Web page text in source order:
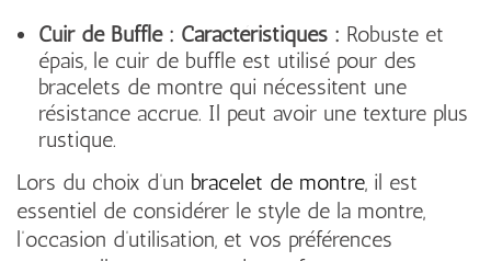
Cuir de Buffle : Caractéristiques : Robuste et
épais, le cuir de buffle est utilisé pour des
bracelets de montre qui nécessitent une
résistance accrue. Il peut avoir une texture plus
rustique.
Lors du choix d’un bracelet de montre, il est
essentiel de considérer le style de la montre,
l’occasion d’utilisation, et vos préférences